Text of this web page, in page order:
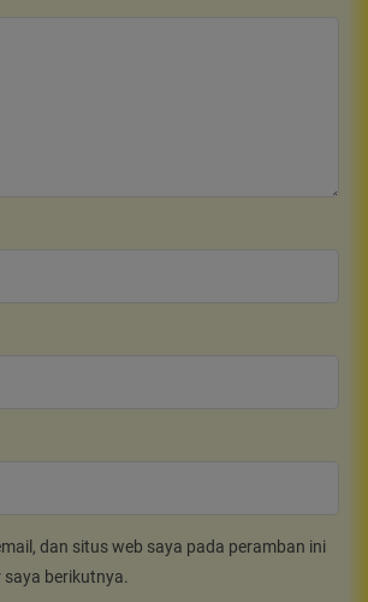
dan situs web saya pada peramban ini
berikutnya.